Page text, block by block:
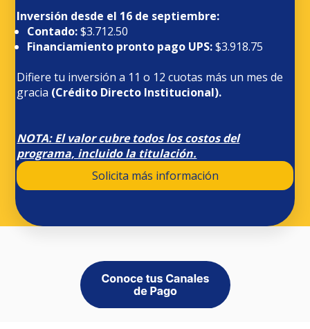
Inversión desde el 16 de septiembre:
Contado:$3.712.50
Financiamiento pronto pago UPS:$3.918.75
Difiere tu inversión a 11 o 12 cuotas más un mes de
gracia (Crédito Directo Institucional).
NOTA: El valor cubre todos los costos del
programa, incluido la titulación.
Solicita más información